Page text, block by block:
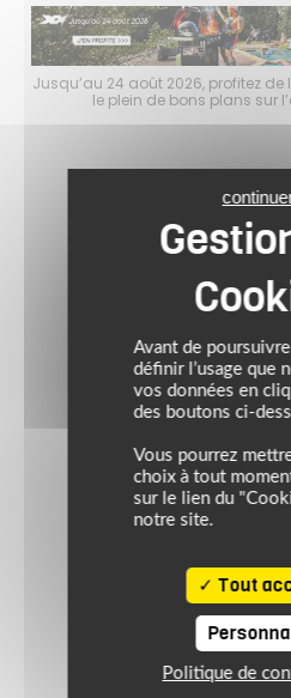
Jusqu’au 24 août 2026, profitez
le plein de bons plans sur
Avant de
définir l’usage que
vos données en
des boutons ci-
Vous pourrez
choix à tout
sur le lien du
notre site.
Tout
Politique de